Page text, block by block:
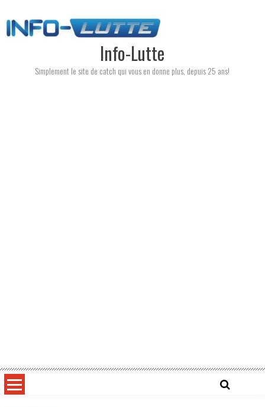
to
content
Info-Lutte
Simplement le site de catch qui vous en donne plus, depuis 25 ans!